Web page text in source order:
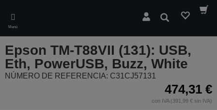
main
content
Menú
Buscar
Epson TM-T88VII (131): USB,
Eth, PowerUSB, Buzz, White
NÚMERO DE REFERENCIA: C31CJ57131
474,31 €
con IVA (391,99 € sin IVA)